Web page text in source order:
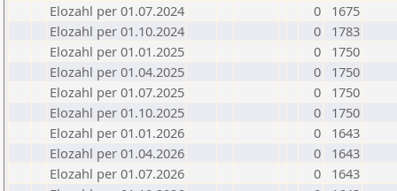
Elozahl per 01.07.2024
0
1675
Elozahl per 01.10.2024
0
1783
Elozahl per 01.01.2025
0
1750
Elozahl per 01.04.2025
0
1750
Elozahl per 01.07.2025
0
1750
Elozahl per 01.10.2025
0
1750
Elozahl per 01.01.2026
0
1643
Elozahl per 01.04.2026
0
1643
Elozahl per 01.07.2026
0
1643